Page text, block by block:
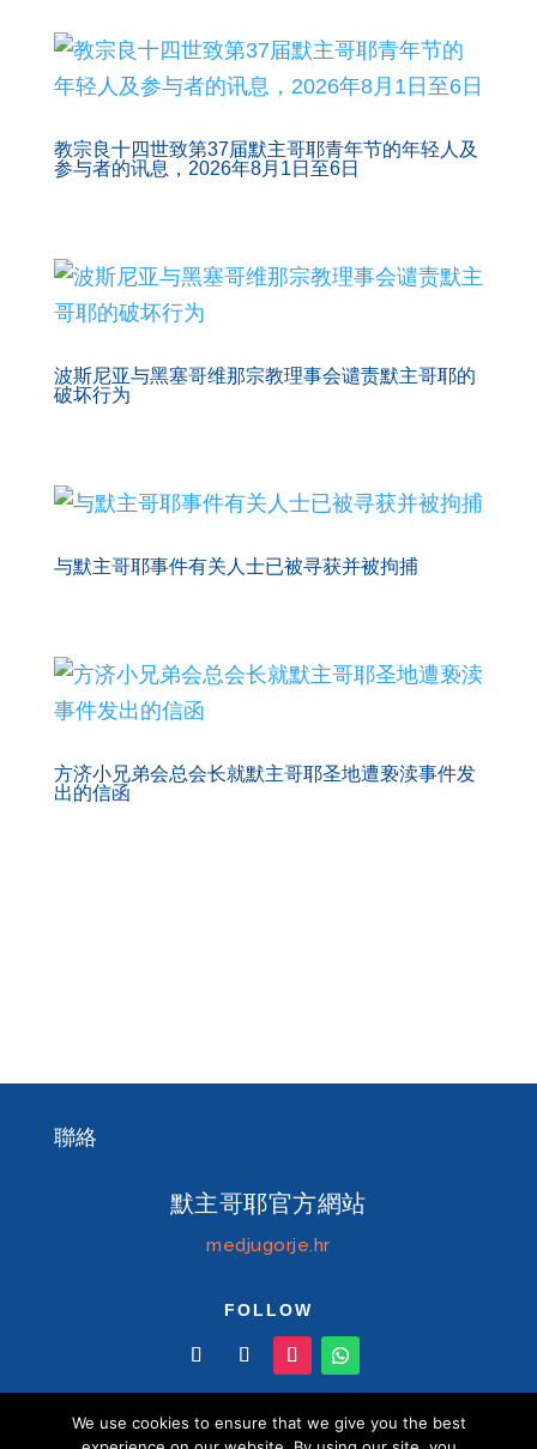
教宗良十四世致第37届默主哥耶青年节的年轻人及
参与者的讯息，2026年8月1日至6日
波斯尼亚与黑塞哥维那宗教理事会谴责默主哥耶的
破坏行为
与默主哥耶事件有关人士已被寻获并被拘捕
方济小兄弟会总会长就默主哥耶圣地遭亵渎事件发
出的信函
聯絡
默主哥耶官方網站
medjugorje.hr
FOLLOW
We use cookies to ensure that we give you the best